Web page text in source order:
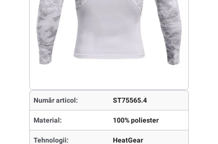
Număr articol: ST75565.4
Material: 100% poliester
Tehnologii: HeatGear